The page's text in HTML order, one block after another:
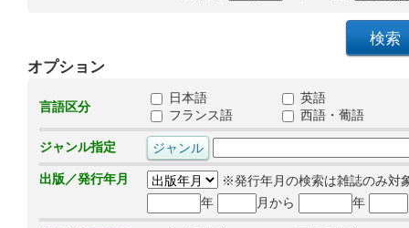
オプション
言語区分
日本語
英語
フランス語
西語・葡語
ジャンル指定
出版／発行年月
※発行年月の検索は雑誌のみ対
年
月から 年